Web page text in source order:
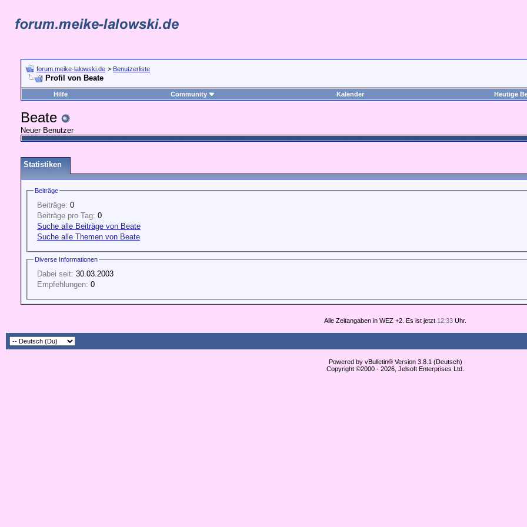
forum.meike-lalowski.de > Benutzerliste
Profil von Beate
Hilfe
Community Kalender Heutige
Beate
Neuer Benutzer
Statistiken
Beiträge
Beiträge: 0
Beiträge pro Tag: 0
Suche alle Beiträge von Beate
Suche alle Themen von Beate
Diverse Informationen
Dabei seit: 30.03.2003
Empfehlungen: 0
Alle Zeitangaben in WEZ +2. Es ist jetzt 12:33 Uhr.
Powered by vBulletin® Version 3.8.1 (Deutsch)
Copyright ©2000 - 2026, Jelsoft Enterprises Ltd.